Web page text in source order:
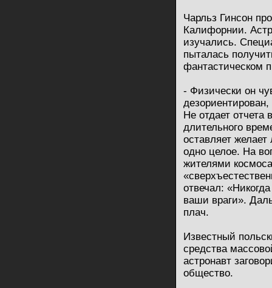
Чарльз Гинсон
Калифорнии.
изучались.
пыталась
фантастическом
- Физически он
Не отдает отчета
длительного
оставляет
одно целое. На
жителями
отвечал:
ваши враги».
плач.
Известный
средства
астронавт
общество.